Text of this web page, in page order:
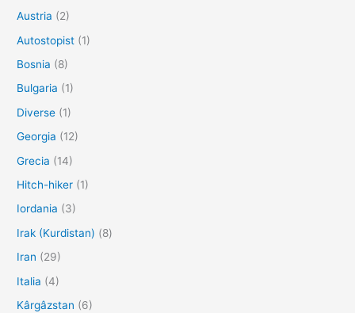
Austria (2)
Autostopist (1)
Bosnia (8)
Bulgaria (1)
Diverse (1)
Georgia (12)
Grecia (14)
Hitch-hiker (1)
Iordania (3)
Irak (Kurdistan) (8)
Iran (29)
Italia (4)
Kârgâzstan (6)